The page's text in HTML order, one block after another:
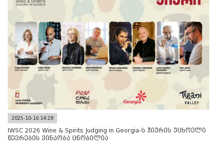
2025-10-16 14:28
IWSC 2026 Wine & Spirits Judging in Georgia-ს ჟიურის უცხოელი
წევრების ვინაობა ცნობილია